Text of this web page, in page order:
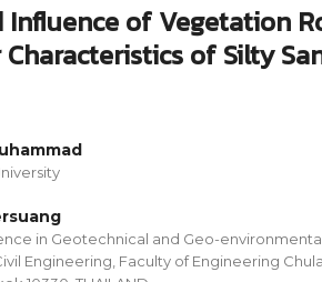
Influence of Vegetation
Characteristics of Silty
in Geotechnical and Geo-
Engineering, Faculty of Engineering